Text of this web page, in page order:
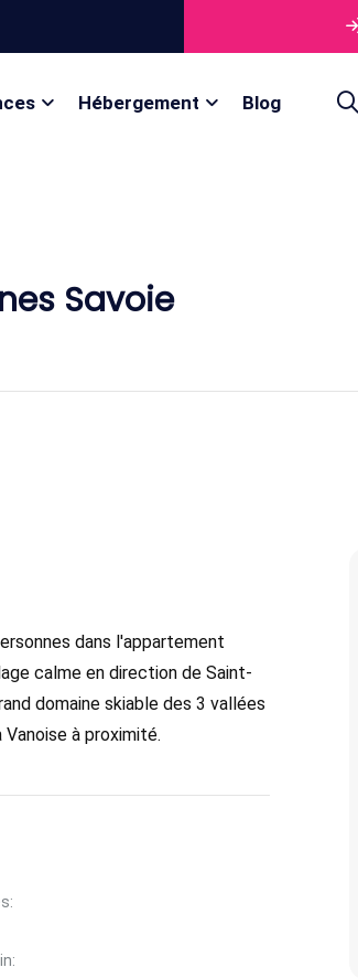
Hébergement Blog
Savoie
dans l'appartement
calme en direction de Saint-
domaine skiable des 3 vallées
à proximité.